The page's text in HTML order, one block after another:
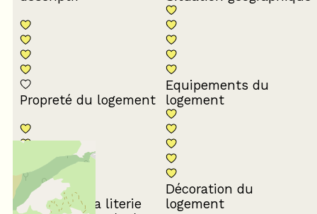
Propreté du logement
Equipements du
logement
Confort de la literie
Décoration du
logement